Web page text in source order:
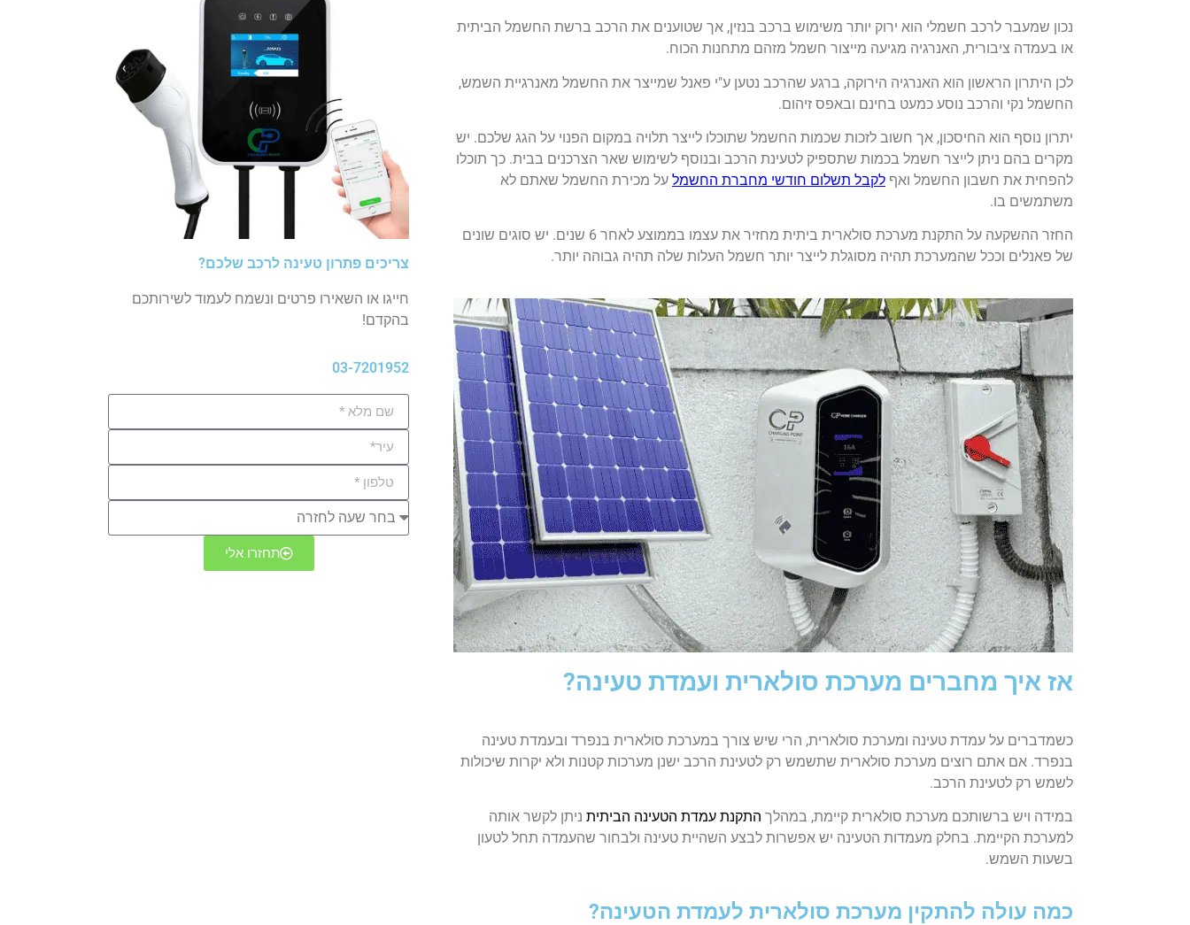
נכון שמעבר לרכב חשמלי הוא ירוק יותר משימוש ברכב בנזין, אך שטוענים את הרכב ברשת החשמל הביתית
או בעמדה ציבורית, האנרגיה מגיעה מייצור חשמל מזהם מתחנות הכוח.
לכן היתרון הראשון הוא האנרגיה הירוקה, ברגע שהרכב נטען ע"י פאנל שמייצר את החשמל מאנרגיית השמש,
החשמל נקי והרכב נוסע כמעט בחינם ובאפס זיהום.
יתרון נוסף הוא החיסכון, אך חשוב לזכות שכמות החשמל שתוכלו לייצר תלויה במקום הפנוי על הגג שלכם. יש
מקרים בהם ניתן לייצר חשמל בכמות שתספיק לטעינת הרכב ובנוסף לשימוש שאר הצרכנים בבית. כך תוכלו
להפחית את חשבון החשמל ואף לקבל תשלום חודשי מחברת החשמל על מכירת החשמל שאתם לא
משתמשים בו.
החזר ההשקעה על התקנת מערכת סולארית ביתית מחזיר את עצמו בממוצע לאחר 6 שנים. יש סוגים שונים
של פאנלים וככל שהמערכת תהיה מסוגלת לייצר יותר חשמל העלות שלה תהיה גבוהה יותר.
אז איך מחברים מערכת סולארית ועמדת טעינה?
כשמדברים על עמדת טעינה ומערכת סולארית, הרי שיש צורך במערכת סולארית בנפרד ובעמדת טעינה
בנפרד. אם אתם רוצים מערכת סולארית שתשמש רק לטעינת הרכב ישנן מערכות קטנות ולא יקרות שיכולות
לשמש רק לטעינת הרכב.
במידה ויש ברשותכם מערכת סולארית קיימת, במהלך התקנת עמדת הטעינה הביתית ניתן לקשר אותה
למערכת הקיימת. בחלק מעמדות הטעינה יש אפשרות לבצע השהיית טעינה ולבחור שהעמדה תחל לטעון
בשעות השמש.
כמה עולה להתקין מערכת סולארית לעמדת הטעינה?
צריכים פתרון טעינה לרכב שלכם?
חייגו או השאירו פרטים ונשמח לעמוד לשירותכם
בהקדם!
03-7201952
תחזרו אלי